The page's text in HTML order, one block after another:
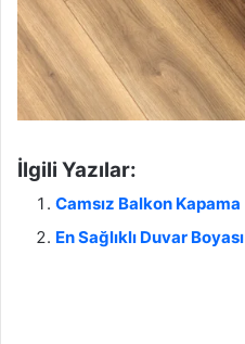
İlgili Yazılar:
Camsız Balkon Kapama
En Sağlıklı Duvar Boyası